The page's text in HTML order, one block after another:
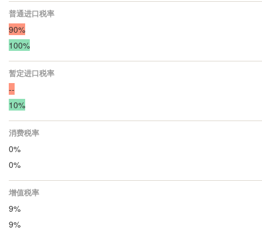
普通进口税率
90%
100%
暂定进口税率
--
10%
消费税率
0%
0%
增值税率
9%
9%